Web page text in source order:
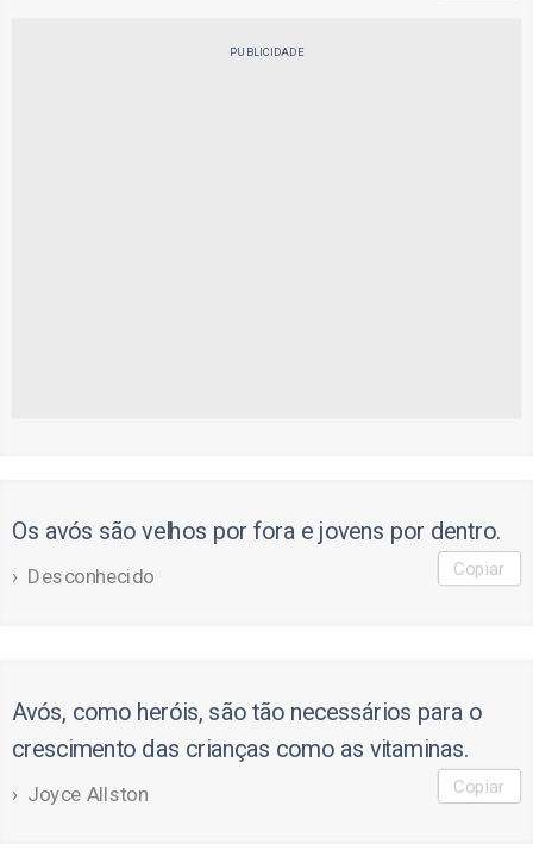
PUBLICIDADE
Os avós são velhos por fora e jovens por dentro.
Desconhecido Copiar
Avós, como heróis, são tão necessários para o
crescimento das crianças como as vitaminas.
Joyce Allston Copiar